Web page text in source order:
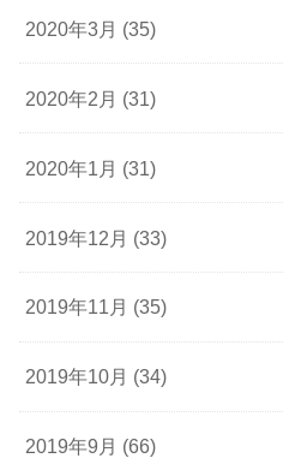
2020年3月 (35)
2020年2月 (31)
2020年1月 (31)
2019年12月 (33)
2019年11月 (35)
2019年10月 (34)
2019年9月 (66)